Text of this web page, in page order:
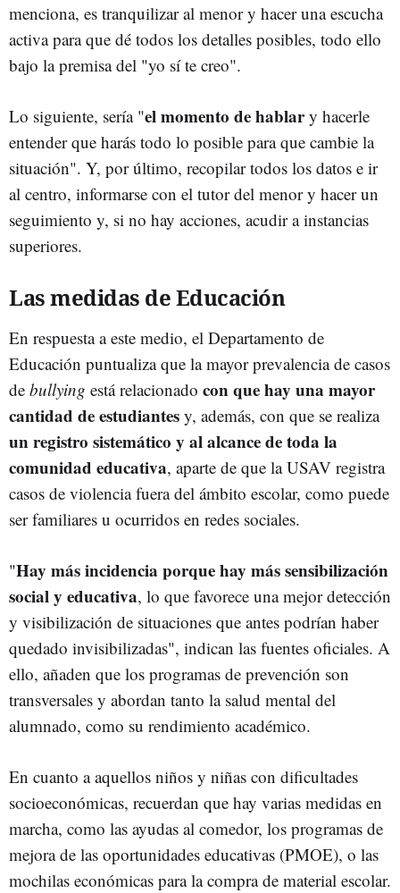
menciona, es tranquilizar al menor y hacer una escucha
activa para que dé todos los detalles posibles, todo ello
bajo la premisa del "yo sí te creo".
Lo siguiente, sería "el momento de hablary hacerle
entender que harás todo lo posible para que cambie la
situación". Y, por último, recopilar todos los datos e ir
al centro, informarse con el tutor del menor y hacer un
seguimiento y, si no hay acciones, acudir a instancias
superiores.
Las medidas de Educación
En respuesta a este medio, el Departamento de
Educación puntualiza que la mayor prevalencia de casos
de bullying está relacionado con que hay una mayor
cantidad de estudiantes y, además, con que se realiza
un registro sistemático y al alcance de toda la
comunidad educativa, aparte de que la USAV registra
casos de violencia fuera del ámbito escolar, como puede
ser familiares u ocurridos en redes sociales.
"Hay más incidencia porque hay más sensibilización
social y educativa, lo que favorece una mejor detección
y visibilización de situaciones que antes podrían haber
quedado invisibilizadas", indican las fuentes oficiales. A
ello, añaden que los programas de prevención son
transversales y abordan tanto la salud mental del
alumnado, como su rendimiento académico.
En cuanto a aquellos niños y niñas con dificultades
socioeconómicas, recuerdan que hay varias medidas en
marcha, como las ayudas al comedor, los programas de
mejora de las oportunidades educativas (PMOE), o las
mochilas económicas para la compra de material escolar.